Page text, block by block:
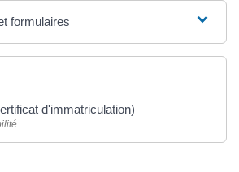
formulaires
d'immatriculation)